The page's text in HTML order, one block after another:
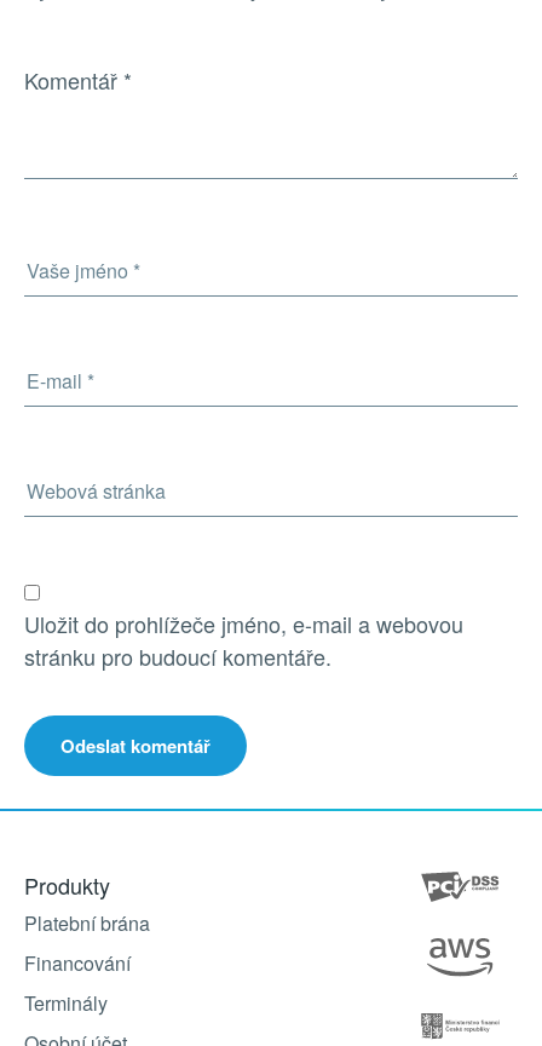
Komentář *
Uložit do prohlížeče jméno, e-mail a webovou
stránku pro budoucí komentáře.
Produkty
Platební brána
Financování
Terminály